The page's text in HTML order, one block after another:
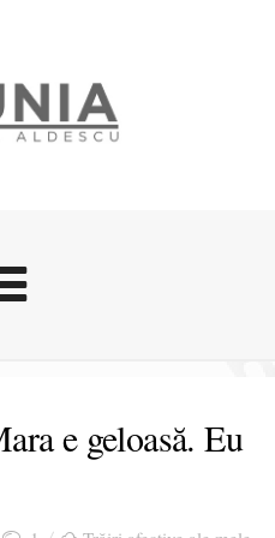
afective
Dunia
povestite
e geloasă. Eu